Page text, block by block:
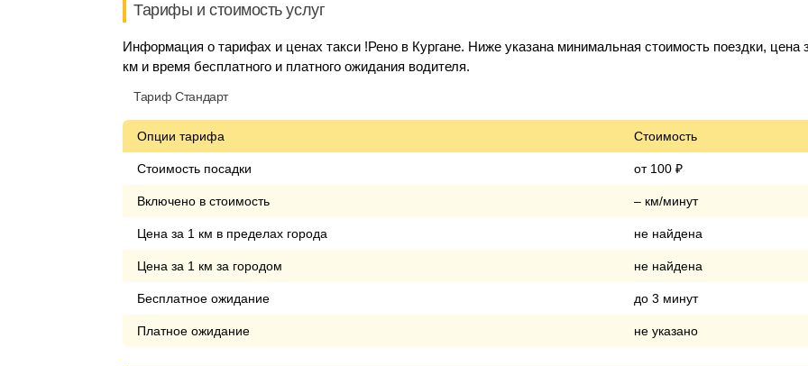
Тарифы и стоимость услуг
Информация о тарифах и ценах такси !Рено в Кургане. Ниже указана минимальная стоимость поездки, цена
км и время бесплатного и платного ожидания водителя.
Тариф Стандарт
Опции тарифа Стоимость
Стоимость посадки от 100 ₽
Включено в стоимость – км/минут
Цена за 1 км в пределах города не найдена
Цена за 1 км за городом не найдена
Бесплатное ожидание до 3 минут
Платное ожидание не указано